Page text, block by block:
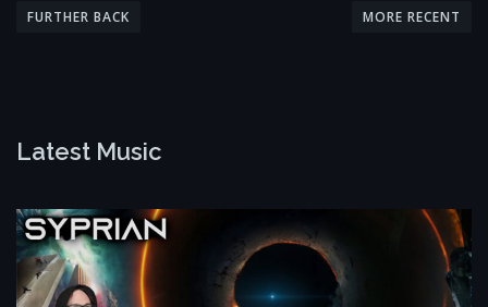
o
a
i
g
a
t
FURTHER BACK MORE RECENT
Latest Music